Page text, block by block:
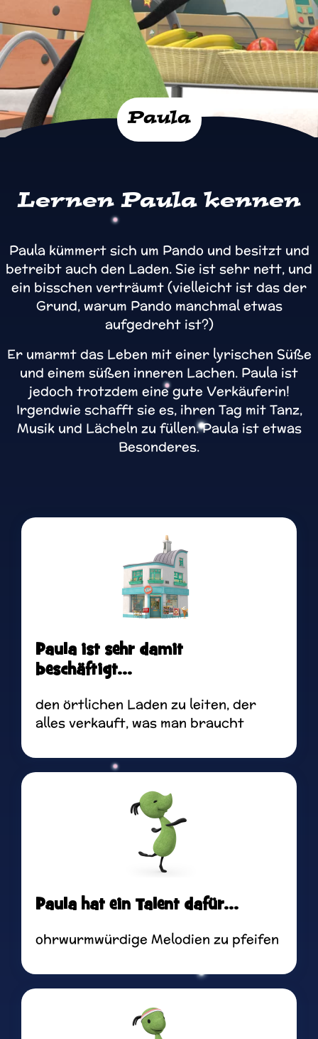
Paula
Lernen Paula kennen
Paula kümmert sich um Pando und besitzt und
betreibt auch den Laden. Sie ist sehr nett, und
ein bisschen verträumt (vielleicht ist das der
Grund, warum Pando manchmal etwas
aufgedreht ist?)
Er umarmt das Leben mit einer lyrischen Süße
und einem süßen inneren Lachen. Paula ist
jedoch trotzdem eine gute Verkäuferin!
Irgendwie schafft sie es, ihren Tag mit Tanz,
Musik und Lächeln zu füllen. Paula ist etwas
Besonderes.
Paula ist sehr damit
beschäftigt...
den örtlichen Laden zu leiten, der
alles verkauft, was man braucht
Paula hat ein Talent dafür...
ohrwurmwürdige Melodien zu pfeifen